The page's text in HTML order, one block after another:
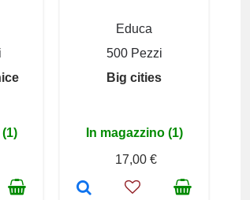
Educa
500 Pezzi
Big cities
In magazzino (1)
17,00 €